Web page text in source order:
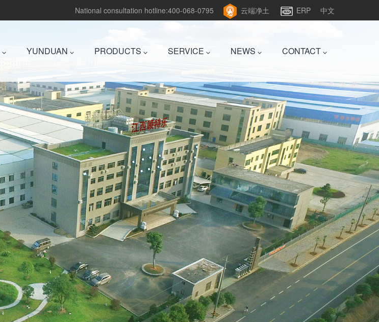
National consultation hotline:400-068-0795 云端净土 ERP 中文
YUNDUAN PRODUCTS SERVICE NEWS CONTACT